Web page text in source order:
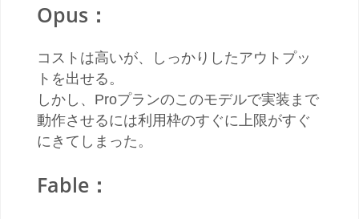
Opus：
コストは高いが、しっかりしたアウトプッ
トを出せる。
しかし、Proプランのこのモデルで実装まで
動作させるには利用枠のすぐに上限がすぐ
にきてしまった。
Fable：